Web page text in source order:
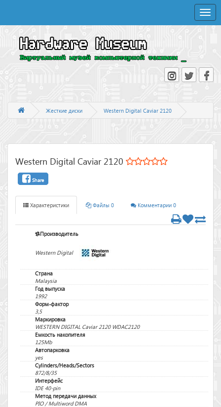
Toggle
Жесткие диски Western Digital Caviar 2120
Western Digital Caviar 2120
Share
Характеристики Файлы 0 Комментарии 0
Производитель
Western Digital
Страна
Malaysia
Год выпуска
1992
Форм-фактор
3,5
Маркировка
WESTERN DIGITAL Caviar 2120 WDAC2120
Емкость накопителя
125Mb
Автопарковка
yes
Cylinders/Heads/Sectors
872/8/35
Интерфейс
IDE 40-pin
Метод передачи данных
PIO / Multiword DMA